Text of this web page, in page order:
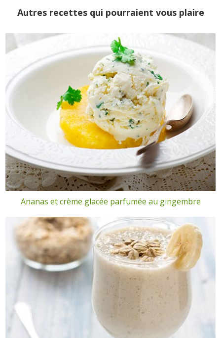
Autres recettes qui pourraient vous plaire
Ananas et crème glacée parfumée au gingembre